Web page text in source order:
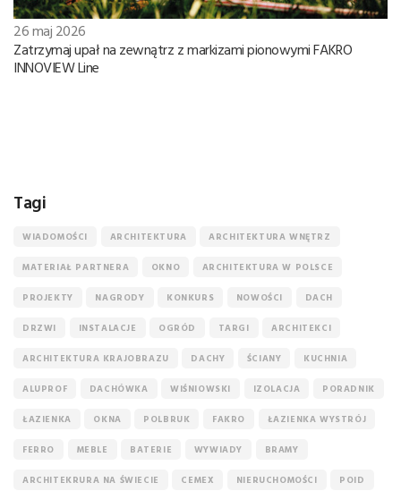
26 maj 2026
Zatrzymaj upał na zewnątrz z markizami pionowymi FAKRO
INNOVIEW Line
Tagi
WIADOMOŚCI ARCHITEKTURA ARCHITEKTURA WNĘTRZ
MATERIAŁ PARTNERA OKNO ARCHITEKTURA W POLSCE
PROJEKTY NAGRODY KONKURS NOWOŚCI DACH
DRZWI INSTALACJE OGRÓD TARGI ARCHITEKCI
ARCHITEKTURA KRAJOBRAZU DACHY ŚCIANY KUCHNIA
ALUPROF DACHÓWKA WIŚNIOWSKI IZOLACJA PORADNIK
ŁAZIENKA OKNA POLBRUK FAKRO ŁAZIENKA WYSTRÓJ
FERRO MEBLE BATERIE WYWIADY BRAMY
ARCHITEKRURA NA ŚWIECIE CEMEX NIERUCHOMOŚCI POID